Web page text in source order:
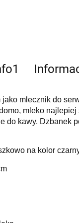
jako mlecznik do
mleko
do kawy.
na kolor